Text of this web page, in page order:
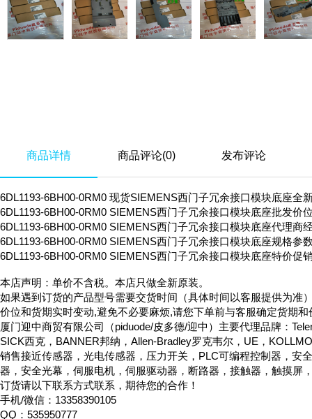
商品详情 商品评论(0) 发布评论
6DL1193-6BH00-0RM0 现货SIEMENS西门子冗余接口模块底座全
6DL1193-6BH00-0RM0 SIEMENS西门子冗余接口模块底座批发价
6DL1193-6BH00-0RM0 SIEMENS西门子冗余接口模块底座代理商
6DL1193-6BH00-0RM0 SIEMENS西门子冗余接口模块底座规格参
6DL1193-6BH00-0RM0 SIEMENS西门子冗余接口模块底座特价促
本店声明：单价不含税。本店只做全新原装。
如果遇到订货的产品型号需要交货时间（具体时间以客服提供为准
价位和货期实时变动,避免不必要麻烦,请您下单前与客服确定货期
厦门迎中商贸有限公司（piduode/皮多德/迎中）主要代理品牌：
SICK西克，BANNER邦纳，Allen-Bradley罗克韦尔，UE，
销售接近传感器，光电传感器，压力开关，PLC可编程控制器，安
器，安全光幕，伺服电机，伺服驱动器，断路器，接触器，触摸屏
订货请以下联系方式联系，期待您的合作！
手机/微信：13358390105
QQ：535950777